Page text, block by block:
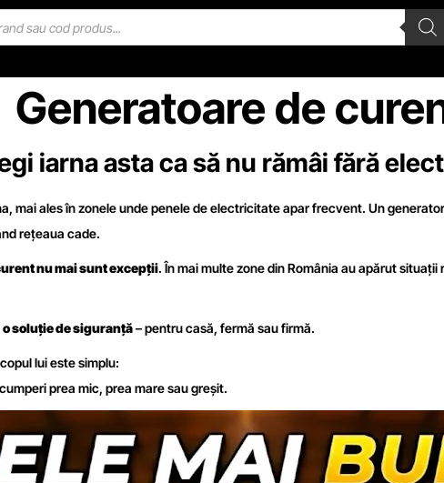
Generatoare de
iarna asta ca să nu rămâi fără
mai ales în zonele unde penele de electricitate apar frecvent. Un
rețeaua cade.
nu mai sunt excepții. În mai multe zone din România au apărut
o soluție de siguranță– pentru casă, fermă sau firmă.
lui este simplu:
prea mic, prea mare sau greșit.